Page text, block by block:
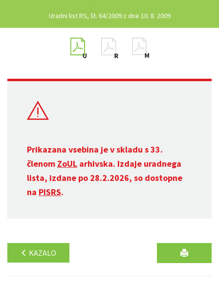
Uradni list RS, št. 64/2009 z dne 10. 8. 2009
Prikazana vsebina je v skladu s 33.
členom ZoUL arhivska. Izdaje uradnega
lista, izdane po 28.2.2026, so dostopne
na PISRS.
KAZALO